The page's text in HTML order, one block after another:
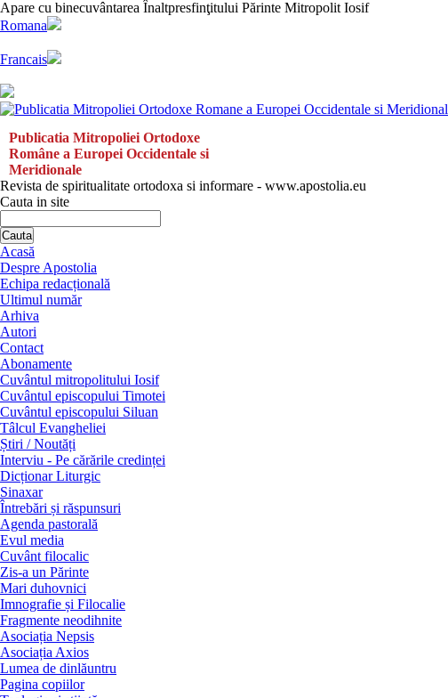
Apare cu binecuvântarea Înaltpresfinţitului Părinte Mitropolit Iosif
Romana
Francais
Publicatia Mitropoliei Ortodoxe
Române a Europei Occidentale si
Meridionale
Revista de spiritualitate ortodoxa si informare - www.apostolia.eu
Cauta in site
Cauta
Acasă
Despre Apostolia
Echipa redacțională
Ultimul număr
Arhiva
Autori
Contact
Abonamente
Cuvântul mitropolitului Iosif
Cuvântul episcopului Timotei
Cuvântul episcopului Siluan
Tâlcul Evangheliei
Știri / Noutăți
Interviu - Pe cărările credinței
Dicționar Liturgic
Sinaxar
Întrebări și răspunsuri
Agenda pastorală
Evul media
Cuvânt filocalic
Zis-a un Părinte
Mari duhovnici
Imnografie și Filocalie
Fragmente neodihnite
Asociația Nepsis
Asociația Axios
Lumea de dinlăuntru
Pagina copiilor